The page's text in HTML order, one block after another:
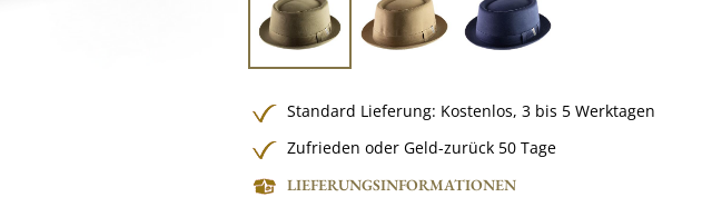
Standard Lieferung: Kostenlos,3 bis 5 Werktagen
Zufrieden oder Geld-zurück 50 Tage
LIEFERUNGSINFORMATIONEN